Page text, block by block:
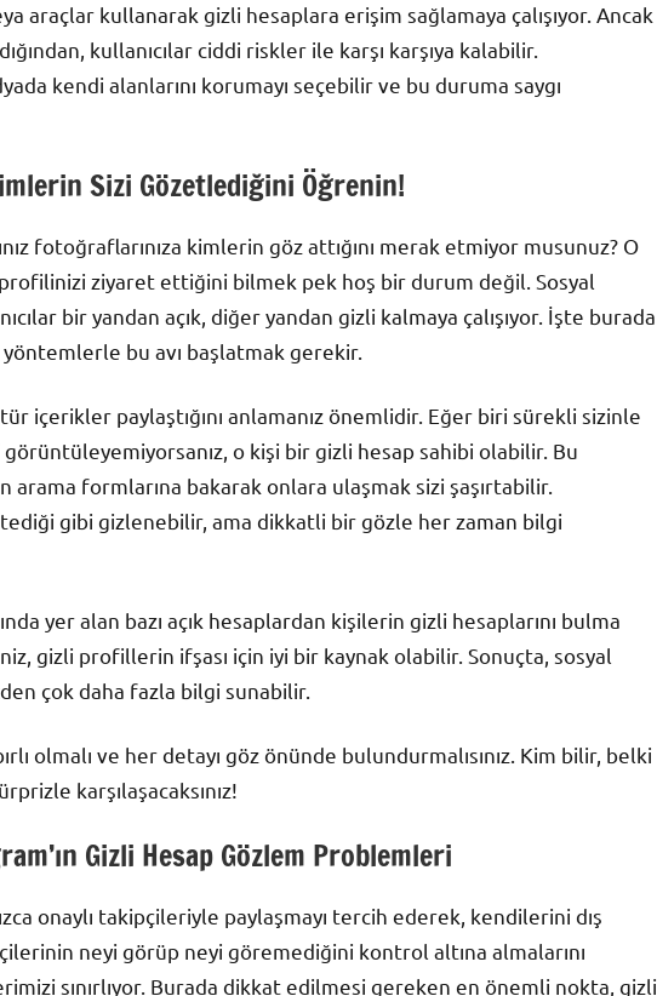
araçlar kullanarak gizli hesaplara erişim sağlamaya çalışıyor. Ancak
kullanıcılar ciddi riskler ile karşı karşıya kalabilir.
kendi alanlarını korumayı seçebilir ve bu duruma saygı
Sizi Gözetlediğini Öğrenin!
fotoğraflarınıza kimlerin göz attığını merak etmiyor musunuz? O
ziyaret ettiğini bilmek pek hoş bir durum değil. Sosyal
bir yandan açık, diğer yandan gizli kalmaya çalışıyor. İşte burada
bu avı başlatmak gerekir.
içerikler paylaştığını anlamanız önemlidir. Eğer biri sürekli sizinle
o kişi bir gizli hesap sahibi olabilir. Bu
arama formlarına bakarak onlara ulaşmak sizi şaşırtabilir.
gibi gizlenebilir, ama dikkatli bir gözle her zaman bilgi
yer alan bazı açık hesaplardan kişilerin gizli hesaplarını bulma
gizli profillerin ifşası için iyi bir kaynak olabilir. Sonuçta, sosyal
çok daha fazla bilgi sunabilir.
olmalı ve her detayı göz önünde bulundurmalısınız. Kim bilir, belki
karşılaşacaksınız!
Gizli Hesap Gözlem Problemleri
onaylı takipçileriyle paylaşmayı tercih ederek, kendilerini dış
neyi görüp neyi göremediğini kontrol altına almalarını
sınırlıyor. Burada dikkat edilmesi gereken en önemli nokta, gizli